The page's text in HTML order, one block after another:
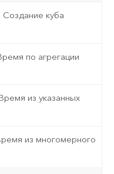
куба
по агрегации
из указанных
из многомерного